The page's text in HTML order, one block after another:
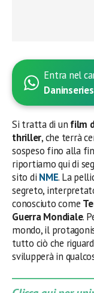
Entra nel
Si tratta di un film
thriller, che terrà
sospeso fino alla
riportiamo qui di
sito di NME. La
segreto,
conosciuto come
Guerra Mondiale.
mondo, il
tutto ciò che
svilupperà in